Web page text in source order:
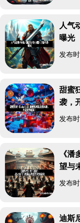
人气
曝光
发布
甜蜜
袭，
发布
《
望与
发布
迪斯